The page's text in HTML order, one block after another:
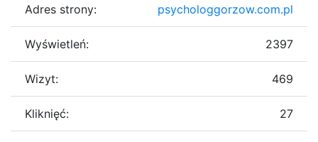
Adres strony: psychologgorzow.com.pl
Wyświetleń: 2397
Wizyt: 469
Kliknięć: 27